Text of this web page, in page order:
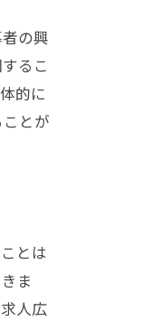
の興
るこ
的に
とが
とは
ま
人広